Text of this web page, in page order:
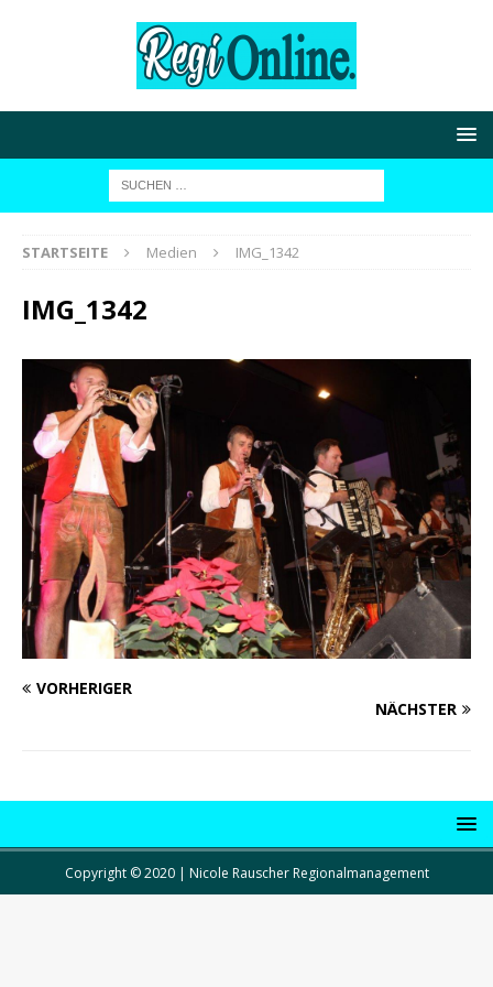
STARTSEITE Medien IMG_1342
IMG_1342
VORHERIGER
NÄCHSTER
Copyright © 2020 | Nicole Rauscher Regionalmanagement